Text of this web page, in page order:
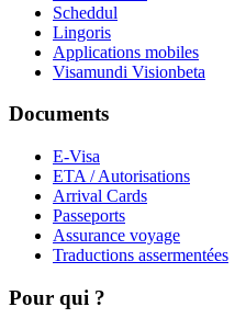
Scheddul
Lingoris
Applications mobiles
Visamundi Visionbeta
Documents
E-Visa
ETA / Autorisations
Arrival Cards
Passeports
Assurance voyage
Traductions assermentées
Pour qui ?